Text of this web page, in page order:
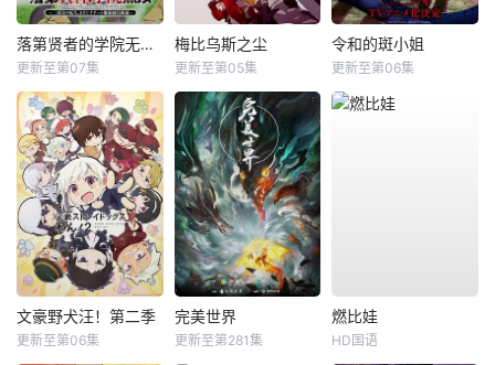
落第贤者的学院无双第二回转生，S等级作弊魔术师冒险记
更新至第07集
梅比乌斯之尘
更新至第05集
令和的斑小姐
更新至第06集
文豪野犬汪！第二季
更新至第06集
完美世界
更新至第281集
燃比娃
HD国语